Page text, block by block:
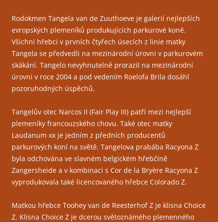
Rodokmen Tangela van de Zuuthoeve je galerií nejlepších
evropských plemeníků produkujících parkurové koně.
Všichni hřebci v prvních čtyřech úsecích z linie matky
Tangela se předvedli na mezinárodní úrovni v parkurovém
skákání. Tangelo nevyhnutelně prorazil na mezinárodní
úrovni v roce 2004 a pod vedením Roelofa Brila dosáhl
pozoruhodných úspěchů.
Tangelův otec Narcos II (Fair Play III) patří mezi nejlepší
plemeníky francouzského chovu. Také otec matky
Laudanum xx je jedním z předních producentů
parkurových koní na světě. Tangelova prabába Racyona Z
byla odchována ve slavném belgickém hřebčíně
Zangersheide a v kombinaci s Cor de la Bryère Racyona Z
vyprodukovala také licencovaného hřebce Colorado Z.
Matkou hřebce Toohey van de Reesterhof Z je klisna Choice
Z. Klisna Choice Z je dcerou světoznámého plemenného